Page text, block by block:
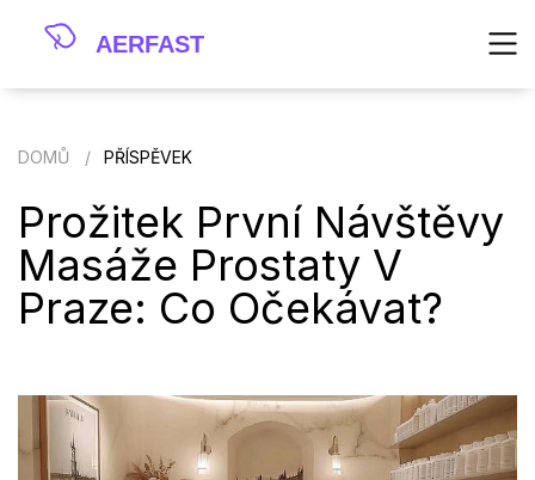
DOMŮ PŘÍSPĚVEK
Prožitek První Návštěvy
Masáže Prostaty V
Praze: Co Očekávat?